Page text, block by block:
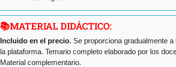
📚MATERIAL DIDÁCTICO:
Incluido en el precio. Se proporciona gradualmente
la plataforma. Temario completo elaborado por los
Material complementario.